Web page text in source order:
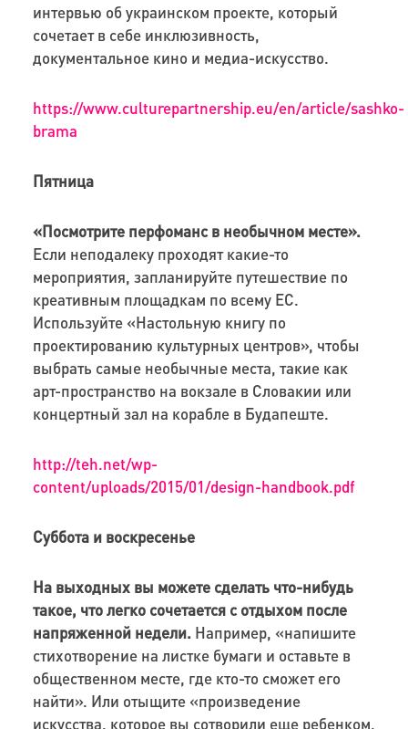
интервью об украинском проекте, который
сочетает в себе инклюзивность,
документальное кино и медиа-искусство.
https://www.culturepartnership.eu/en/article/sashko-
brama
Пятница
«Посмотрите перфоманс в необычном месте».
Если неподалеку проходят какие-то
мероприятия, запланируйте путешествие по
креативным площадкам по всему ЕС.
Используйте «Настольную книгу по
проектированию культурных центров», чтобы
выбрать самые необычные места, такие как
арт-пространство на вокзале в Словакии или
концертный зал на корабле в Будапеште.
http://teh.net/wp-
content/uploads/2015/01/design-handbook.pdf
Суббота и воскресенье
На выходных вы можете сделать что-нибудь
такое, что легко сочетается с отдыхом после
напряженной недели. Например, «напишите
стихотворение на листке бумаги и оставьте в
общественном месте, где кто-то сможет его
найти». Или отыщите «произведение
искусства, которое вы сотворили еще ребенком,